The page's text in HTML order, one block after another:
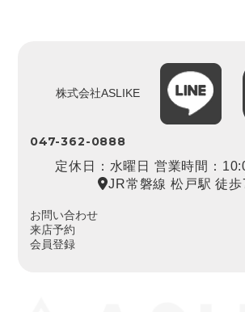
株式会社ASLIKE
047-362-0888
定休日：水曜日 営業時間：
JR常磐線 松戸駅 徒歩
お問い合わせ
来店予約
会員登録